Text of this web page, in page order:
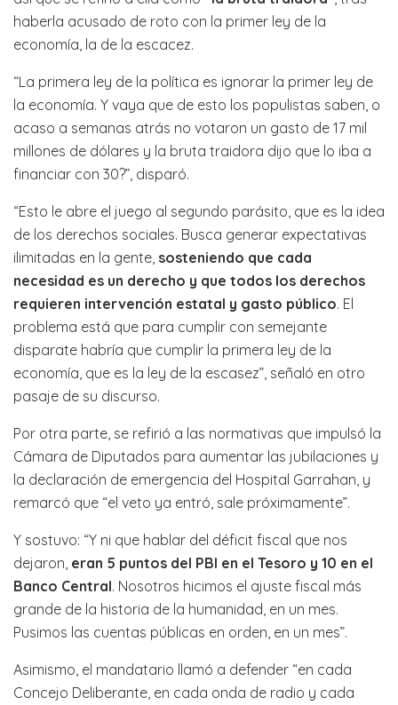
haberla acusado de roto con la primer ley de la
economía, la de la escacez.
“La primera ley de la política es ignorar la primer ley de
la economía. Y vaya que de esto los populistas saben, o
acaso a semanas atrás no votaron un gasto de 17 mil
millones de dólares y la bruta traidora dijo que lo iba a
financiar con 30?”, disparó.
“Esto le abre el juego al segundo parásito, que es la idea
de los derechos sociales. Busca generar expectativas
ilimitadas en la gente, sosteniendo que cada
necesidad es un derecho y que todos los derechos
requieren intervención estatal y gasto público. El
problema está que para cumplir con semejante
disparate habría que cumplir la primera ley de la
economía, que es la ley de la escasez”, señaló en otro
pasaje de su discurso.
Por otra parte, se refirió a las normativas que impulsó la
Cámara de Diputados para aumentar las jubilaciones y
la declaración de emergencia del Hospital Garrahan, y
remarcó que “el veto ya entró, sale próximamente”.
Y sostuvo: “Y ni que hablar del déficit fiscal que nos
dejaron, eran 5 puntos del PBI en el Tesoro y 10 en el
Banco Central. Nosotros hicimos el ajuste fiscal más
grande de la historia de la humanidad, en un mes.
Pusimos las cuentas públicas en orden, en un mes”.
Asimismo, el mandatario llamó a defender “en cada
Concejo Deliberante, en cada onda de radio y cada